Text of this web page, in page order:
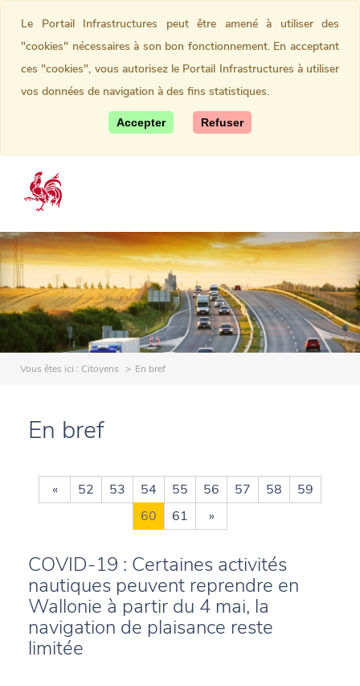
Vous êtes ici : Citoyens En bref
En bref
« 52 53 54 55 56 57 58
59
60
61 »
COVID-19 : Certaines activités
nautiques peuvent reprendre en
Wallonie à partir du 4 mai, la
navigation de plaisance reste
limitée
Le Portail Infrastructures peut être amené à utiliser des
"cookies" nécessaires à son bon fonctionnement. En acceptant
ces "cookies", vous autorisez le Portail Infrastructures à utiliser
vos données de navigation à des fins statistiques.
Accepter Refuser